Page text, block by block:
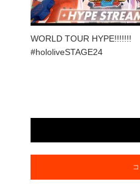
WORLD TOUR HYPE!!!!!!!
#hololiveSTAGE24